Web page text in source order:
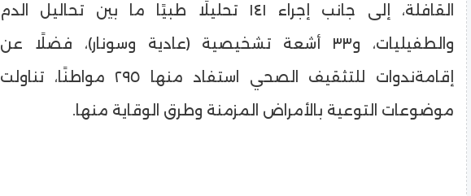
القافلة، إلى جانب إجراء ١٤١ تحليلًا طبيًا ما بين تحاليل الدم
والطفيليات، و٣٣ أشعة تشخيصية (عادية وسونار)، فضلًا عن
إقامةندوات للتثقيف الصحي استفاد منها ٢٩٥ مواطنًا، تناولت
موضوعات التوعية بالأمراض المزمنة وطرق الوقاية منها.